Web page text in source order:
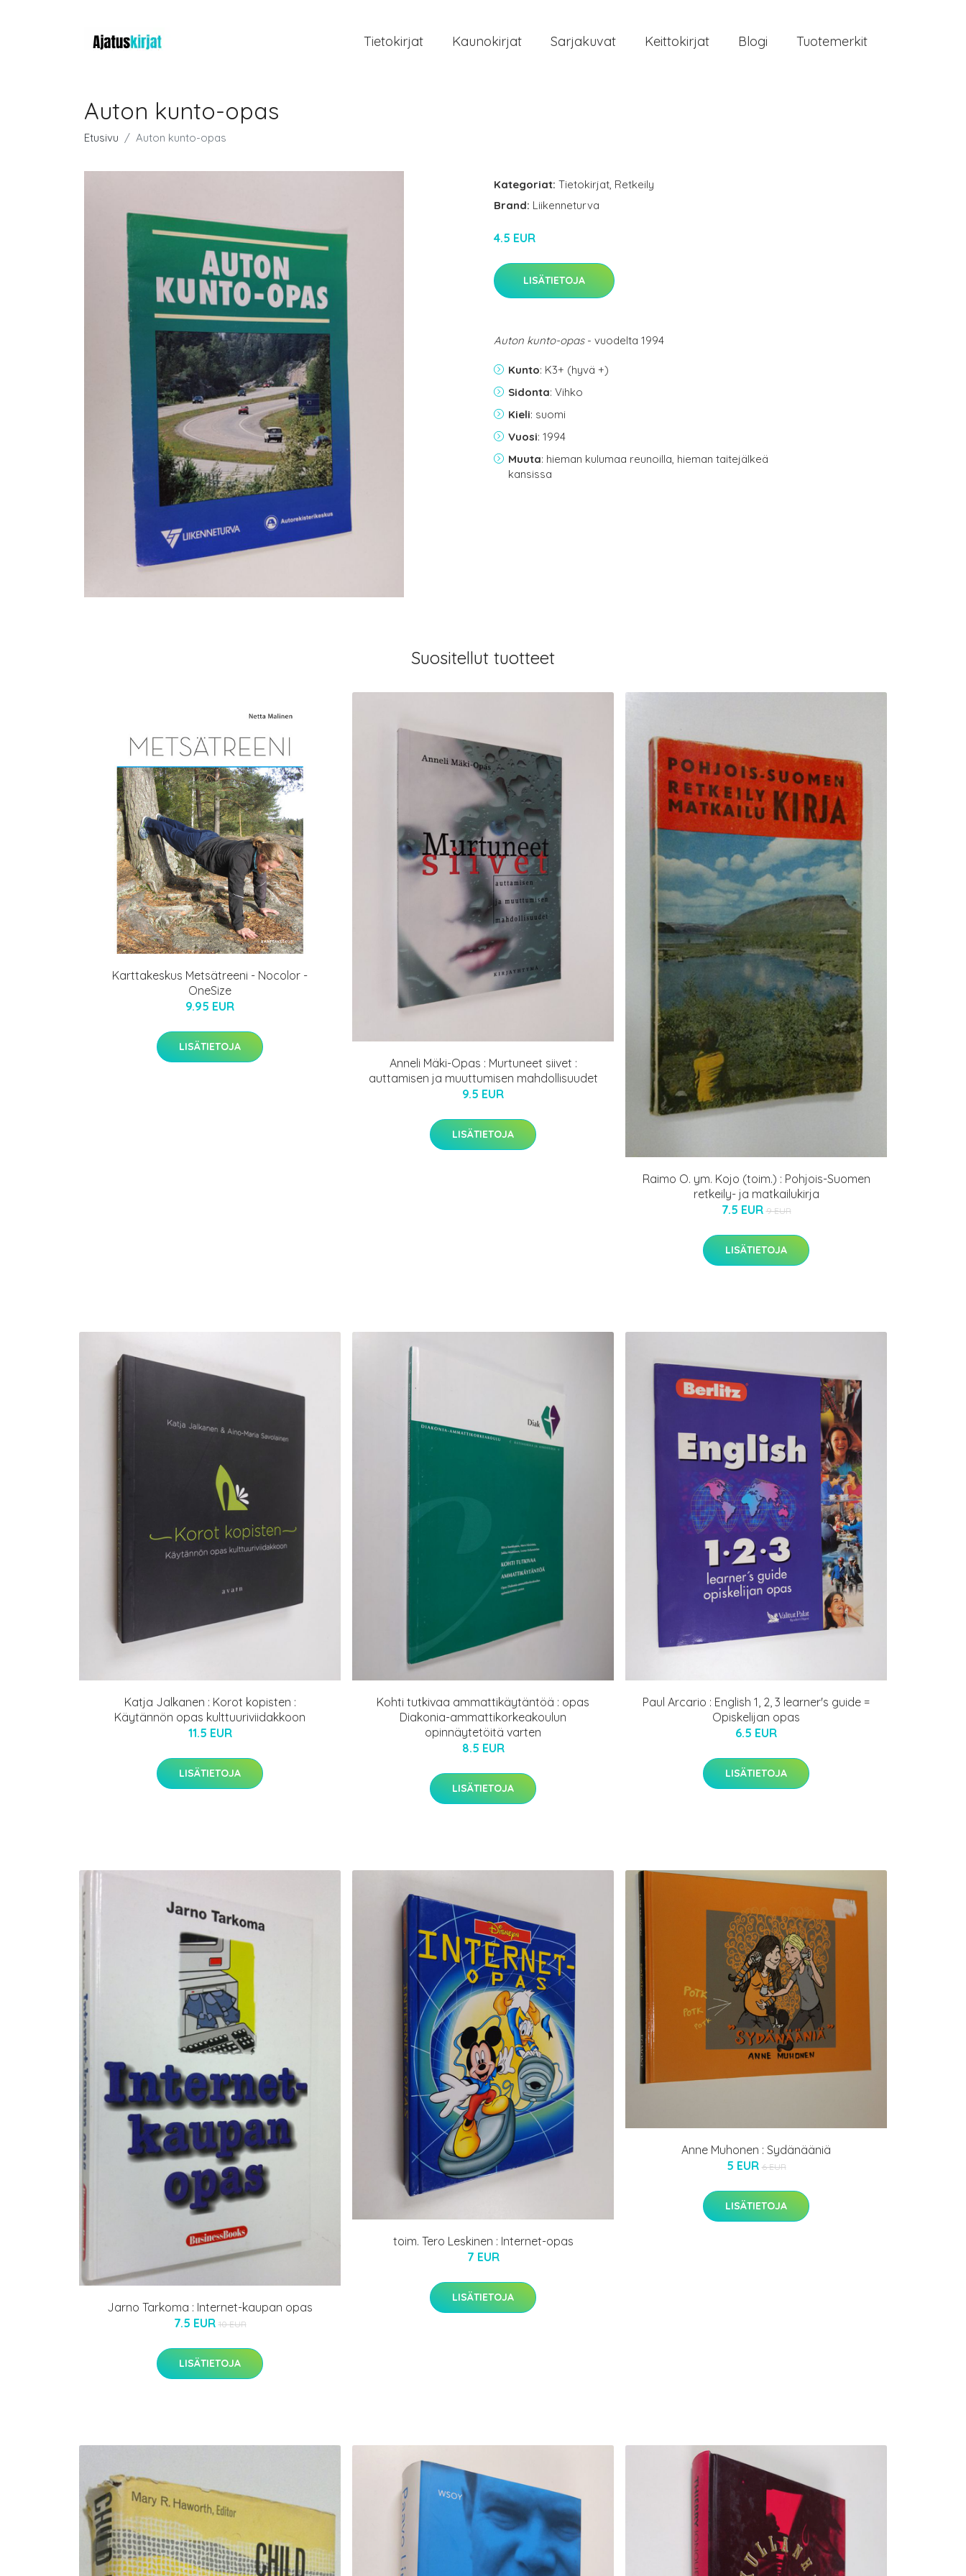
Tietokirjat Kaunokirjat Sarjakuvat Keittokirjat Blogi Tuotemerkit
Auton kunto-opas
Etusivu Auton kunto-opas
Kategoriat: Tietokirjat, Retkeily
Brand: Liikenneturva
4.5 EUR
LISÄTIETOJA
Auton kunto-opas- vuodelta 1994
Kunto: K3+ (hyvä +)
Sidonta: Vihko
Kieli: suomi
Vuosi: 1994
Muuta: hieman kulumaa reunoilla, hieman taitejälkeä
kansissa
Suositellut tuotteet
Karttakeskus Metsätreeni - Nocolor -
OneSize
9.95 EUR
LISÄTIETOJA
Anneli Mäki-Opas : Murtuneet siivet :
auttamisen ja muuttumisen mahdollisuudet
9.5 EUR
LISÄTIETOJA
Raimo O. ym. Kojo (toim.) : Pohjois-Suomen
retkeily- ja matkailukirja
7.5 EUR 9 EUR
LISÄTIETOJA
Katja Jalkanen : Korot kopisten :
Käytännön opas kulttuuriviidakkoon
11.5 EUR
LISÄTIETOJA
Kohti tutkivaa ammattikäytäntöä : opas
Diakonia-ammattikorkeakoulun
opinnäytetöitä varten
8.5 EUR
LISÄTIETOJA
Paul Arcario : English 1, 2, 3 learner's guide =
Opiskelijan opas
6.5 EUR
LISÄTIETOJA
Jarno Tarkoma : Internet-kaupan opas
7.5 EUR 10 EUR
LISÄTIETOJA
toim. Tero Leskinen : Internet-opas
7 EUR
LISÄTIETOJA
Anne Muhonen : Sydänääniä
5 EUR 6 EUR
LISÄTIETOJA